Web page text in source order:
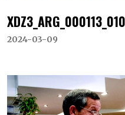
2024-03-09